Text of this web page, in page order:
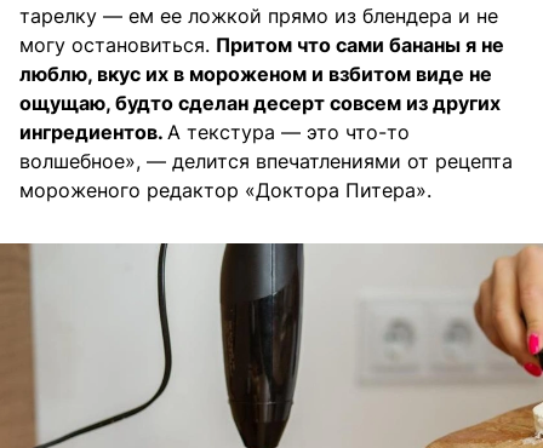
тарелку — ем ее ложкой прямо из блендера и не
могу остановиться. Притом что сами бананы я не
люблю, вкус их в мороженом и взбитом виде не
ощущаю, будто сделан десерт совсем из других
ингредиентов. А текстура — это что-то
волшебное», — делится впечатлениями от рецепта
мороженого редактор «Доктора Питера».